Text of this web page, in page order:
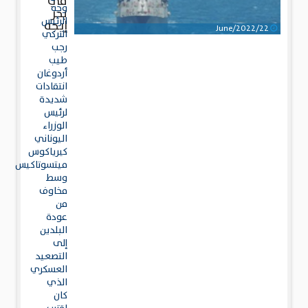
بحر
إيجه
وجه
الرئيس
التركي
رجب
طيب
أردوغان
انتقادات
شديدة
لرئيس
الوزراء
اليوناني
كيرياكوس
ميتسوتاكيس
وسط
مخاوف
من
عودة
البلدين
إلى
التصعيد
العسكري
الذي
كان